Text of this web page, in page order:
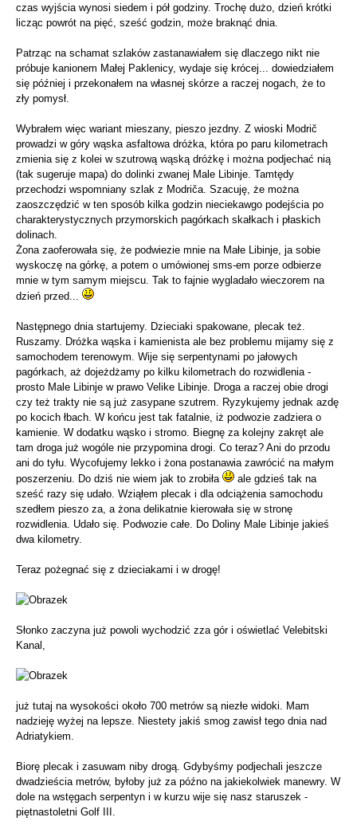
czas wyjścia wynosi siedem i pół godziny. Trochę dużo, dzień krótki
licząc powrót na pięć, sześć godzin, może braknąć dnia.
Patrząc na schamat szlaków zastanawiałem się dlaczego nikt nie
próbuje kanionem Małej Paklenicy, wydaje się krócej... dowiedziałem
się później i przekonałem na własnej skórze a raczej nogach, że to
zły pomysł.
Wybrałem więc wariant mieszany, pieszo jezdny. Z wioski Modrič
prowadzi w góry wąska asfaltowa dróżka, która po paru kilometrach
zmienia się z kolei w szutrową wąską dróżkę i można podjechać nią
(tak sugeruje mapa) do dolinki zwanej Male Libinje. Tamtędy
przechodzi wspomniany szlak z Modriča. Szacuję, że można
zaoszczędzić w ten sposób kilka godzin nieciekawgo podejścia po
charakterystycznych przymorskich pagórkach skałkach i płaskich
dolinach.
Żona zaoferowała się, że podwiezie mnie na Małe Libinje, ja sobie
wyskoczę na górkę, a potem o umówionej sms-em porze odbierze
mnie w tym samym miejscu. Tak to fajnie wygladało wieczorem na
dzień przed...
Następnego dnia startujemy. Dzieciaki spakowane, plecak też.
Ruszamy. Dróżka wąska i kamienista ale bez problemu mijamy się z
samochodem terenowym. Wije się serpentynami po jałowych
pagórkach, aż dojeżdżamy po kilku kilometrach do rozwidlenia -
prosto Male Libinje w prawo Velike Libinje. Droga a raczej obie drogi
czy też trakty nie są już zasypane szutrem. Ryzykujemy jednak azdę
po kocich łbach. W końcu jest tak fatalnie, iż podwozie zadziera o
kamienie. W dodatku wąsko i stromo. Biegnę za kolejny zakręt ale
tam droga już wogóle nie przypomina drogi. Co teraz? Ani do przodu
ani do tyłu. Wycofujemy lekko i żona postanawia zawrócić na małym
poszerzeniu. Do dziś nie wiem jak to zrobiła
ale gdzieś tak na
sześć razy się udało. Wziąłem plecak i dla odciążenia samochodu
szedłem pieszo za, a żona delikatnie kierowała się w stronę
rozwidlenia. Udało się. Podwozie całe. Do Doliny Male Libinje jakieś
dwa kilometry.
Teraz pożegnać się z dzieciakami i w drogę!
Słonko zaczyna już powoli wychodzić zza gór i oświetlać Velebitski
Kanal,
już tutaj na wysokości około 700 metrów są niezłe widoki. Mam
nadzieję wyżej na lepsze. Niestety jakiś smog zawisł tego dnia nad
Adriatykiem.
Biorę plecak i zasuwam niby drogą. Gdybyśmy podjechali jeszcze
dwadzieścia metrów, byłoby już za późno na jakiekolwiek manewry. W
dole na wstęgach serpentyn i w kurzu wije się nasz staruszek -
piętnastoletni Golf III.